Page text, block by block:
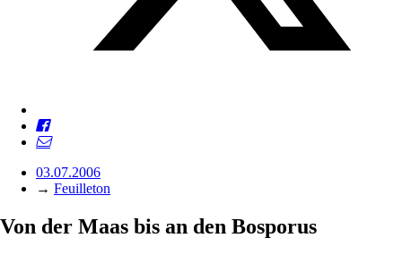
03.07.2006
→ Feuilleton
Von der Maas bis an den Bosporus